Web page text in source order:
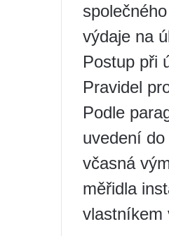
výdaje na
Postup při
Pravidel
Podle
uvedení
včasná
měřidla
vlastníkem